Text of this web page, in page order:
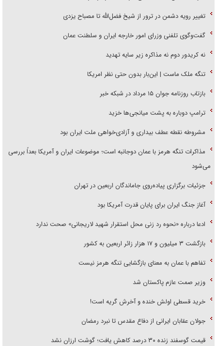
تغییر رویه دشمن در ترور از شیخ فضل‌الله تا مصباح یزدی
گفت‌وگوی تلفنی وزرای امور خارجه ایران و سلطنت عمان
نه کریدور دوم نه مذاکره زیر سایه تهدید
تنگه ملک ماست | این‌بار بدون حتی نظر امریکا
بازتاب روزنامه جوان ۱۵ مرداد در شبکه خبر
ترامپ دوباره به پشت میانجی‌ها خزید
مشروطه نقطه عطف بیداری و آزادی‌خواهی ملت ایران بود
مذاکرات تنگه هرمز با عمان دوجانبه است؛ موضوعات ایران و آمریکا بعداً بررسی
می‌شود
جزئیات برگزاری پیاده‌روی جاماندگان اربعین در تهران
آغاز جنگ ایران برای پایان قدرت آمریکا بود
ادعا درباره «نحوه رد زنی محل استقرار شهید لاریجانی» صحت ندارد
بازگشت ۳ میلیون و ۱۷ هزار زائر اربعین به کشور
تفاهم با عمان به معنای بازگشایی تنگه هرمز نیست
وزیر صمت عازم پاکستان شد
خرید قسطی اولش خنده و آخرش گریه است!
جولان عقابان ایرانی از دفاع مقدس تا نبرد رمضان
قیمت گوسفند زنده ۳۰ درصد کاهش یافت؛ گوشت ارزان نشد